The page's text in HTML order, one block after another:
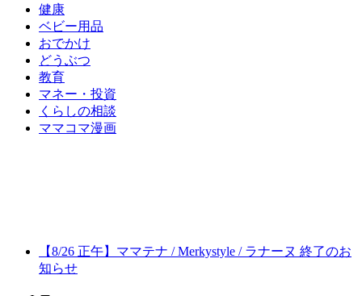
健康
ベビー用品
おでかけ
どうぶつ
教育
マネー・投資
くらしの相談
ママコマ漫画
【8/26 正午】ママテナ / Merkystyle / ラナーヌ 終了のお
知らせ